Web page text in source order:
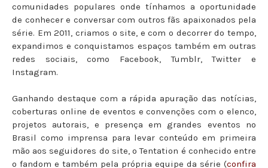
comunidades populares onde tínhamos a oportunidade
de conhecer e conversar com outros fãs apaixonados pela
série. Em 2011, criamos o site, e com o decorrer do tempo,
expandimos e conquistamos espaços também em outras
redes sociais, como Facebook, Tumblr, Twitter e
Instagram.
Ganhando destaque com a rápida apuração das notícias,
coberturas online de eventos e convenções com o elenco,
projetos autorais, e presença em grandes eventos no
Brasil como imprensa para levar conteúdo em primeira
mão aos seguidores do site, o Tentation é conhecido entre
o fandom e também pela própria equipe da série (confira